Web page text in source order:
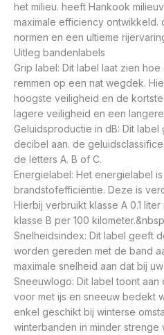
het milieu. heeft Hankook
maximale efficiency
normen en een ultieme
Uitleg bandenlabels
Grip label: Dit label laat zien
remmen op een nat wegdek.
hoogste veiligheid en de
lagere veiligheid en een
Geluidsproductie in dB: Dit
decibel aan. de
de letters A. B of C.
Energielabel: Het energielabel
brandstofefficiëntie. Deze is
Hierbij verbruikt klasse A 0.1
klasse B per 100
Snelheidsindex: Dit label geeft
worden gereden met de band
maximale snelheid aan dat bij
Sneeuwlogo: Dit label toont
voor met ijs en sneeuw bedekt
enkel geschikt bij winterse
winterbanden in minder strenge